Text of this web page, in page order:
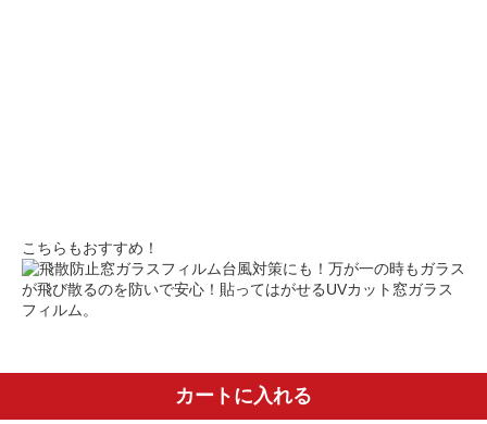
こちらもおすすめ！
台風対策にも！万が一の時もガラス
が飛び散るのを防いで安心！貼ってはがせるUVカット窓ガラス
フィルム。
カートに入れる